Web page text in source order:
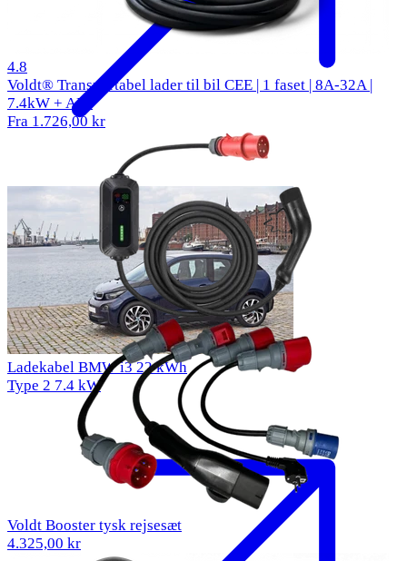
Ladekabel BMW i3 22 kWh
Type 2 7.4 kW
4.8 50 anmeldelser
Voldt® Transportabel lader til bil CEE | 1 faset | 8A-32A |
7.4kW + APP
Fra 1.726,00 kr
Voldt Booster tysk rejsesæt
4.325,00 kr